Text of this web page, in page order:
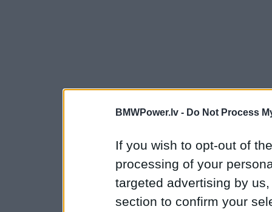
BMWPower.lv - Do Not Process
If you wish to opt-out of
processing of your
targeted advertising by
section to confirm your